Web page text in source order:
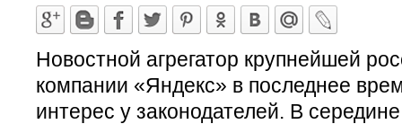
Новостной агрегатор крупнейшей
компании «Яндекс» в последнее
интерес у законодателей. В